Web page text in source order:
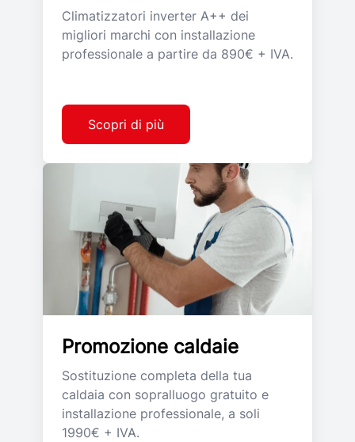
Climatizzatori inverter A++ dei
migliori marchi con installazione
professionale a partire da 890€ + IVA.
Scopri di più
Promozione caldaie
Sostituzione completa della tua
caldaia con sopralluogo gratuito e
installazione professionale, a soli
1990€ + IVA.